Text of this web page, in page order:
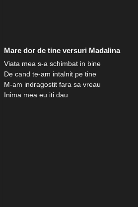
Mare dor de tine versuri Madalina
Viata mea s-a schimbat in bine
De cand te-am intalnit pe tine
M-am indragostit fara sa vreau
Inima mea eu iti dau